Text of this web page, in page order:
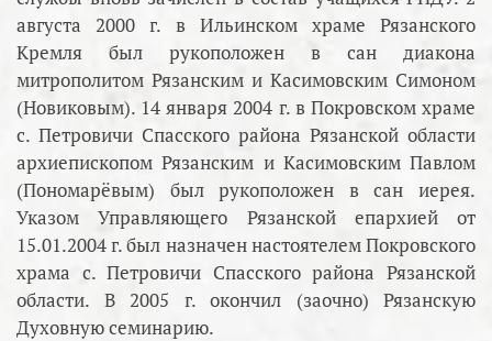
августа 2000 г. в Ильинском храме Рязанского
Кремля был рукоположен в сан диакона
митрополитом Рязанским и Касимовским Симоном
(Новиковым). 14 января 2004 г. в Покровском храме
с. Петровичи Спасского района Рязанской области
архиепископом Рязанским и Касимовским Павлом
(Пономарёвым) был рукоположен в сан иерея.
Указом Управляющего Рязанской епархией от
15.01.2004 г. был назначен настоятелем Покровского
храма с. Петровичи Спасского района Рязанской
области. В 2005 г. окончил (заочно) Рязанскую
Духовную семинарию.